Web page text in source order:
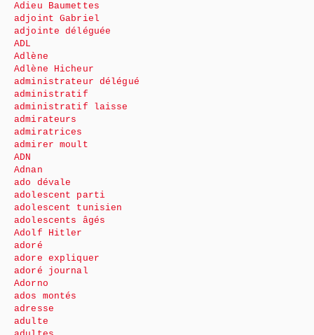
Adieu Baumettes
adjoint Gabriel
adjointe déléguée
ADL
Adlène
Adlène Hicheur
administrateur délégué
administratif
administratif laisse
admirateurs
admiratrices
admirer moult
ADN
Adnan
ado dévale
adolescent parti
adolescent tunisien
adolescents âgés
Adolf Hitler
adoré
adore expliquer
adoré journal
Adorno
ados montés
adresse
adulte